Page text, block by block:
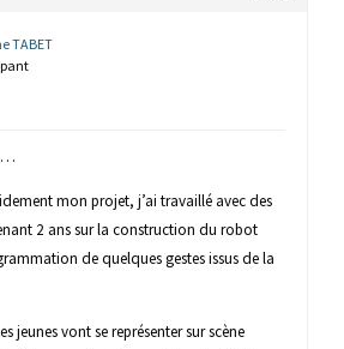
TABET
…
mon projet, j’ai travaillé avec des
2 ans sur la construction du robot
de quelques gestes issus de la
jeunes vont se représenter sur scène